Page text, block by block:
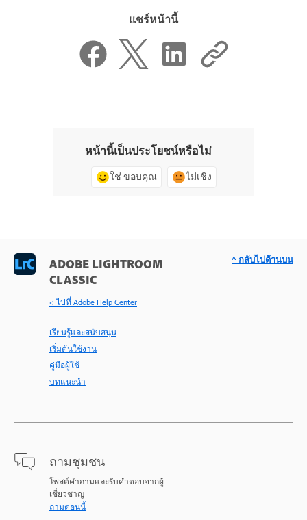
แชร์หน้านี้
หน้านี้เป็นประโยชน์หรือไม่
ใช่ ขอบคุณ ไม่เชิง
ADOBE LIGHTROOM
CLASSIC
< ไปที่ Adobe Help Center
เรียนรู้และสนับสนุน
เริ่มต้นใช้งาน
คู่มือผู้ใช้
บทแนะนำ
ถามชุมชน
โพสต์คำถามและรับคำตอบจากผู้
เชี่ยวชาญ
ถามตอนนี้
^ กลับไปด้านบน